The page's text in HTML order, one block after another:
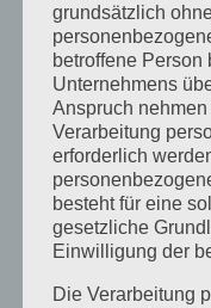
Januar 2026
Dezember 2025
April 2025
März 2025
Februar 2025
Januar 2025
Dezember 2024
grundsätzlich
betroffene Person
Unternehmens
Anspruch
Verarbeitung
erforderlich
besteht für eine
gesetzliche
Einwilligung der
Die Verarbeitung